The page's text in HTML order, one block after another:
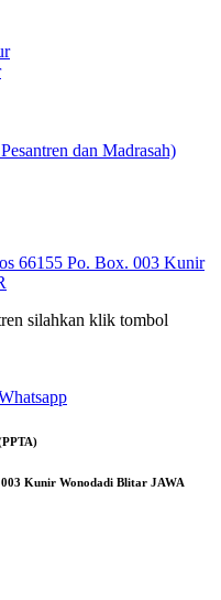
dan Madrasah)
66155 Po. Box. 003 Kunir
silahkan klik tombol
Kunir Wonodadi Blitar JAWA